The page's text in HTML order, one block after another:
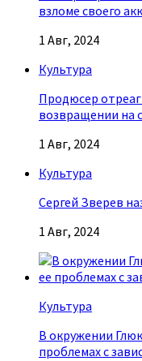
взломе своего
1 Авг, 2024
Культура
Продюсер
возвращении на
1 Авг, 2024
Культура
Сергей Зверев
1 Авг, 2024
Культура
В окружении
проблемах с